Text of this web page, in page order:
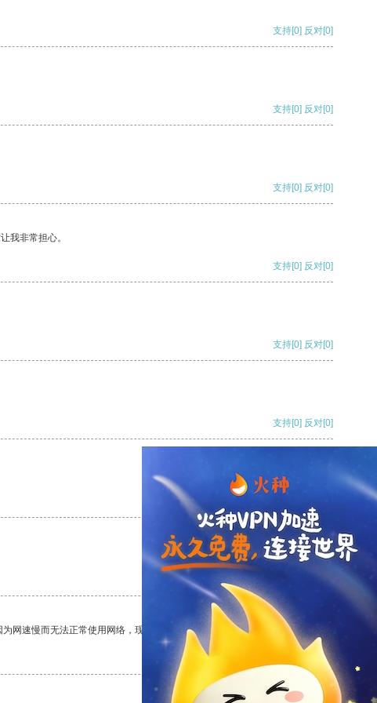
支持[0] 反对[0]
支持[0] 反对[0]
支持[0] 反对[0]
我非常担心。
支持[0] 反对[0]
支持[0] 反对[0]
支持[0] 反对[0]
反对
网速慢而无法正常使用网络，现在有了这个app，我再也不用担心了。
反对[0]